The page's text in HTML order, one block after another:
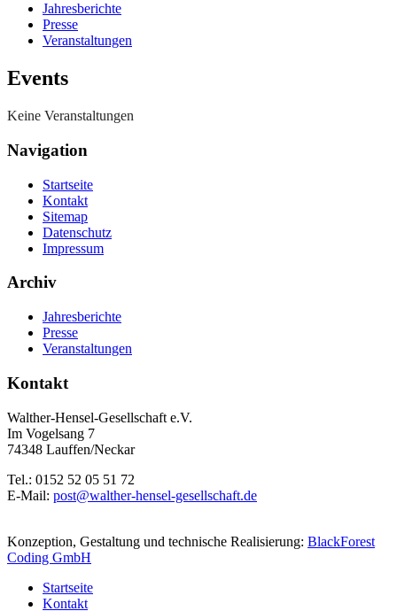
Jahresberichte
Presse
Veranstaltungen
Events
Keine Veranstaltungen
Navigation
Startseite
Kontakt
Sitemap
Datenschutz
Impressum
Archiv
Jahresberichte
Presse
Veranstaltungen
Kontakt
Walther-Hensel-Gesellschaft e.V.
Im Vogelsang 7
74348 Lauffen/Neckar
Tel.: 0152 52 05 51 72
E-Mail: post@walther-hensel-gesellschaft.de
Konzeption, Gestaltung und technische Realisierung: BlackForest
Coding GmbH
Startseite
Kontakt